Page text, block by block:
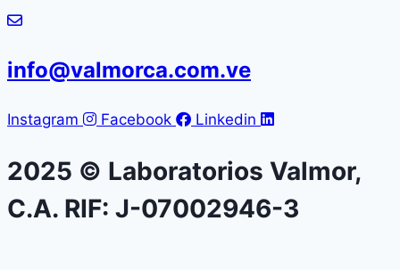
info@valmorca.com.ve
Instagram Facebook Linkedin
2025 © Laboratorios Valmor,
C.A. RIF: J-07002946-3